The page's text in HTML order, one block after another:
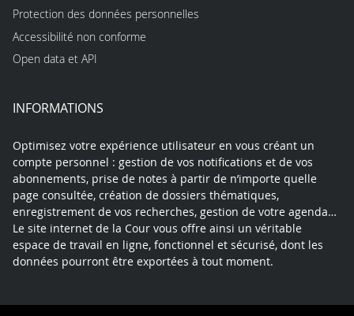
Protection des données personnelles
Accessibilité non conforme
Open data et API
INFORMATIONS
Optimisez votre expérience utilisateur en vous créant un
compte personnel : gestion de vos notifications et de vos
abonnements, prise de notes à partir de n’importe quelle
page consultée, création de dossiers thématiques,
enregistrement de vos recherches, gestion de votre agenda…
Le site internet de la Cour vous offre ainsi un véritable
espace de travail en ligne, fonctionnel et sécurisé, dont les
données pourront être exportées à tout moment.